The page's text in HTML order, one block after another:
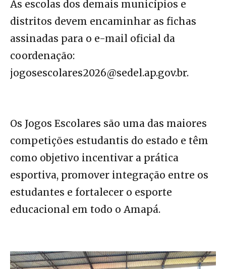
As escolas dos demais municípios e
distritos devem encaminhar as fichas
assinadas para o e-mail oficial da
coordenação:
jogosescolares2026@sedel.ap.gov.br.
Os Jogos Escolares são uma das maiores
competições estudantis do estado e têm
como objetivo incentivar a prática
esportiva, promover integração entre os
estudantes e fortalecer o esporte
educacional em todo o Amapá.